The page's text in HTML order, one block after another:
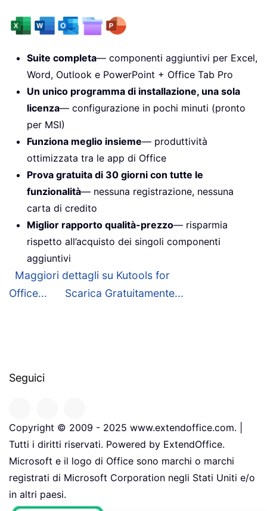
Suite completa— componenti aggiuntivi per Excel,
Word, Outlook e PowerPoint + Office Tab Pro
Un unico programma di installazione, una sola
licenza— configurazione in pochi minuti (pronto
per MSI)
Funziona meglio insieme— produttività
ottimizzata tra le app di Office
Prova gratuita di 30 giorni con tutte le
funzionalità— nessuna registrazione, nessuna
carta di credito
Miglior rapporto qualità-prezzo— risparmia
rispetto all’acquisto dei singoli componenti
aggiuntivi
Maggiori dettagli su Kutools for
Office...
Scarica Gratuitamente...
Seguici
Copyright © 2009 - 2025 www.extendoffice.com. |
Tutti i diritti riservati. Powered by ExtendOffice.
Microsoft e il logo di Office sono marchi o marchi
registrati di Microsoft Corporation negli Stati Uniti e/o
in altri paesi.